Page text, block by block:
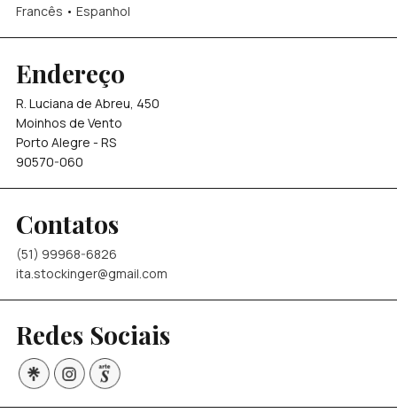
Francês • Espanhol
Endereço
R. Luciana de Abreu, 450
Moinhos de Vento
Porto Alegre - RS
90570-060
Contatos
(51) 99968-6826
ita.stockinger@gmail.com
Redes Sociais